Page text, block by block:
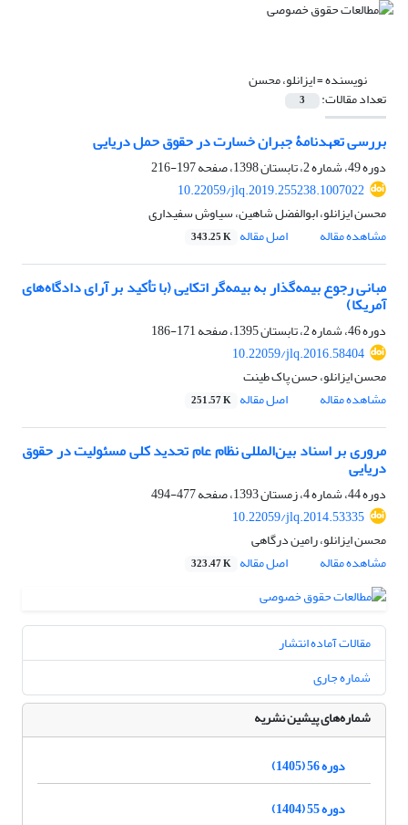
نویسنده =ایزانلو، محسن
تعداد مقالات: 3
بررسی تعهدنامۀ جبران خسارت در حقوق حمل دریایی
دوره 49، شماره 2، تابستان 1398، صفحه
197-216
10.22059/jlq.2019.255238.1007022
محسن ایزانلو، ابوالفضل شاهین، سیاوش سفیداری
مشاهده مقاله
اصل مقاله 343.25 K
مبانی رجوع بیمه‌گذار به بیمه‌گر اتکایی (با تأکید بر آرای دادگاه‌های
آمریکا)
دوره 46، شماره 2، تابستان 1395، صفحه
171-186
10.22059/jlq.2016.58404
محسن ایزانلو، حسن پاک طینت
مشاهده مقاله
اصل مقاله 251.57 K
مروری بر اسناد بین‌المللی نظام عام تحدید کلی مسئولیت در حقوق
دریایی
دوره 44، شماره 4، زمستان 1393، صفحه
477-494
10.22059/jlq.2014.53335
محسن ایزانلو، رامین درگاهی
مشاهده مقاله
اصل مقاله 323.47 K
مقالات آماده انتشار
شماره جاری
شماره‌های پیشین نشریه
دوره 56 (1405)
دوره 55 (1404)